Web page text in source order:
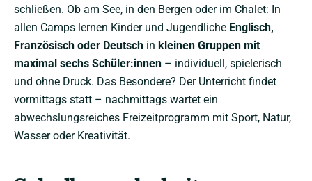
schließen. Ob am See, in den Bergen oder im Chalet: In
allen Camps lernen Kinder und Jugendliche Englisch,
Französisch oder Deutsch in kleinen Gruppen mit
maximal sechs Schüler:innen – individuell, spielerisch
und ohne Druck. Das Besondere? Der Unterricht findet
vormittags statt – nachmittags wartet ein
abwechslungsreiches Freizeitprogramm mit Sport, Natur,
Wasser oder Kreativität.